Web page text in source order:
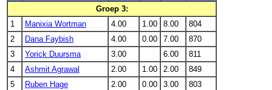
Groep 3:
1
Manixia Wortman 4.00 1.00 8.00
804
2
Dana Faybish 4.00 0.00 7.00
870
3
Yorick Duursma 3.00 6.00
811
4
Ashmit Agrawal 2.00 1.00 2.00
849
5
Ruben Hage 2.00 0.00 3.00
803